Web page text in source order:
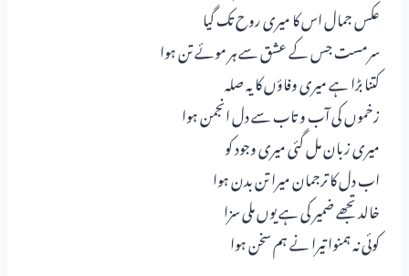
عکس جمال اس کا میری روح تک گیا
سرمست جس کے عشق سے ہر موئے تن ہوا
کتنا بڑا ہے میری وفاؤں کا یہ صلہ
زخموں کی آب و تاب سے دل انجمن ہوا
میری زبان مل گئی میری وجود کو
اب دل کا ترجمان میرا تن بدن ہوا
خالد تجھے ضمیر کی ہے یوں ملی سزا
کوئی نہ ہمنوا تیرا نے ہم سخن ہوا